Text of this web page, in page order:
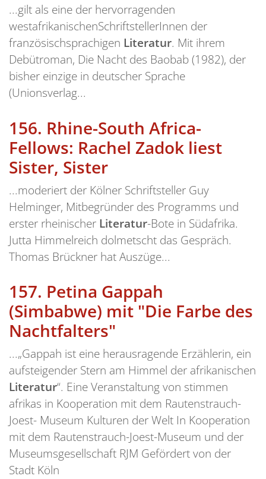
...gilt als eine der hervorragenden
westafrikanischenSchriftstellerInnen der
französischsprachigen Literatur. Mit ihrem
Debütroman, Die Nacht des Baobab (1982), der
bisher einzige in deutscher Sprache
(Unionsverlag...
156. Rhine-South Africa-
Fellows: Rachel Zadok liest
Sister, Sister
...moderiert der Kölner Schriftsteller Guy
Helminger, Mitbegründer des Programms und
erster rheinischer Literatur-Bote in Südafrika.
Jutta Himmelreich dolmetscht das Gespräch.
Thomas Brückner hat Auszüge...
157. Petina Gappah
(Simbabwe) mit "Die Farbe des
Nachtfalters"
...„Gappah ist eine herausragende Erzählerin, ein
aufsteigender Stern am Himmel der afrikanischen
Literatur“. Eine Veranstaltung von stimmen
afrikas in Kooperation mit dem Rautenstrauch-
Joest- Museum Kulturen der Welt In Kooperation
mit dem Rautenstrauch-Joest-Museum und der
Museumsgesellschaft RJM Gefördert von der
Stadt Köln